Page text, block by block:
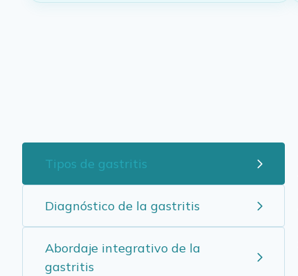
Tipos de gastritis
Diagnóstico de la gastritis
Abordaje integrativo de la
gastritis